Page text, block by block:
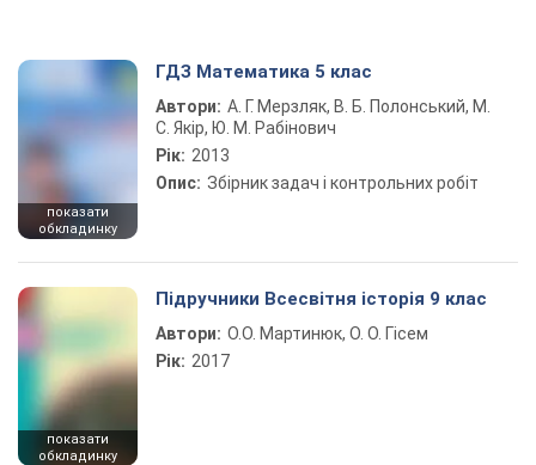
показати
обкладинку
ГДЗ Математика 5 клас
Автори: А. Г. Мерзляк, В. Б. Полонський, М.
С. Якір, Ю. М. Рабінович
Рік: 2013
Опис: Збірник задач і контрольних робіт
показати
обкладинку
Підручники Всесвітня історія 9 клас
Автори: О.О. Мартинюк, О. О. Гісем
Рік: 2017